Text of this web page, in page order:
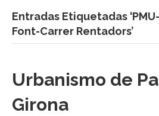
Entradas Etiquetadas
Font-Carrer Rentadors’
Urbanismo de
Girona